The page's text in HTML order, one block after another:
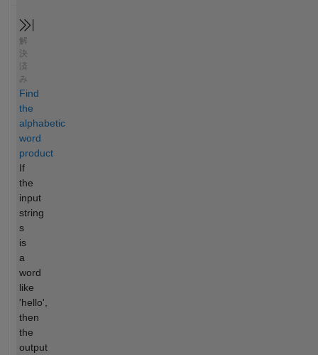
解
決
済
み
Find
the
alphabetic
word
product
If
the
input
string
s
is
a
word
like
'hello',
then
the
output